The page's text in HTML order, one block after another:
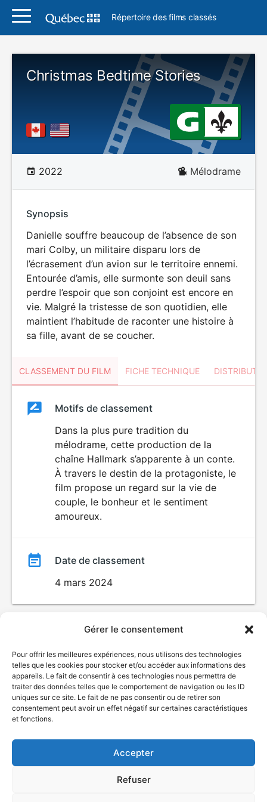
Gérer le consentement
Pour offrir les meilleures expériences, nous utilisons des technologies
telles que les cookies pour stocker et/ou accéder aux informations des
appareils. Le fait de consentir à ces technologies nous permettra de
traiter des données telles que le comportement de navigation ou les ID
uniques sur ce site. Le fait de ne pas consentir ou de retirer son
consentement peut avoir un effet négatif sur certaines caractéristiques
et fonctions.
Accepter
Refuser
Répertoire des films classés
Christmas Bedtime Stories
2022 Mélodrame
Synopsis
Danielle souffre beaucoup de l’absence de son
mari Colby, un militaire disparu lors de
l’écrasement d’un avion sur le territoire ennemi.
Entourée d’amis, elle surmonte son deuil sans
perdre l’espoir que son conjoint est encore en
vie. Malgré la tristesse de son quotidien, elle
maintient l’habitude de raconter une histoire à
sa fille, avant de se coucher.
CLASSEMENT DU FILM FICHE TECHNIQUE
ClassementClassement
Motifs de classement
Dans la plus pure tradition du
mélodrame, cette production de la
chaîne Hallmark s’apparente à un conte.
À travers le destin de la protagoniste, le
film propose un regard sur la vie de
couple, le bonheur et le sentiment
amoureux.
Date de classement
4 mars 2024
© Gouvernement du Québec, 2026
Accessibilité
Déclaration de services